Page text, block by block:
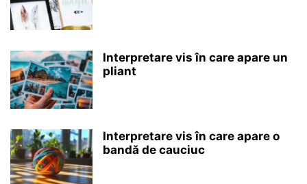
Interpretare vis în care apare un
pliant
Interpretare vis în care apare o
bandă de cauciuc